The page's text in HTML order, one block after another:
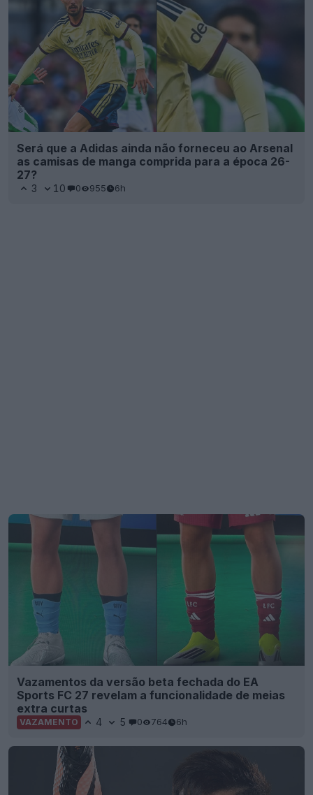
Será que a Adidas ainda não forneceu ao Arsenal
as camisas de manga comprida para a época 26-
27?
3 10 0 955 6h
Vazamentos da versão beta fechada do EA
Sports FC 27 revelam a funcionalidade de meias
extra curtas
VAZAMENTO 4 5 0 764 6h